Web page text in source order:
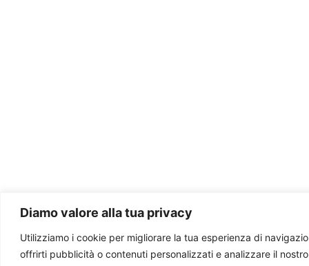
Diamo valore alla tua privacy
Utilizziamo i cookie per migliorare la tua esperienza di
offrirti pubblicità o contenuti personalizzati e analizzare il nostro